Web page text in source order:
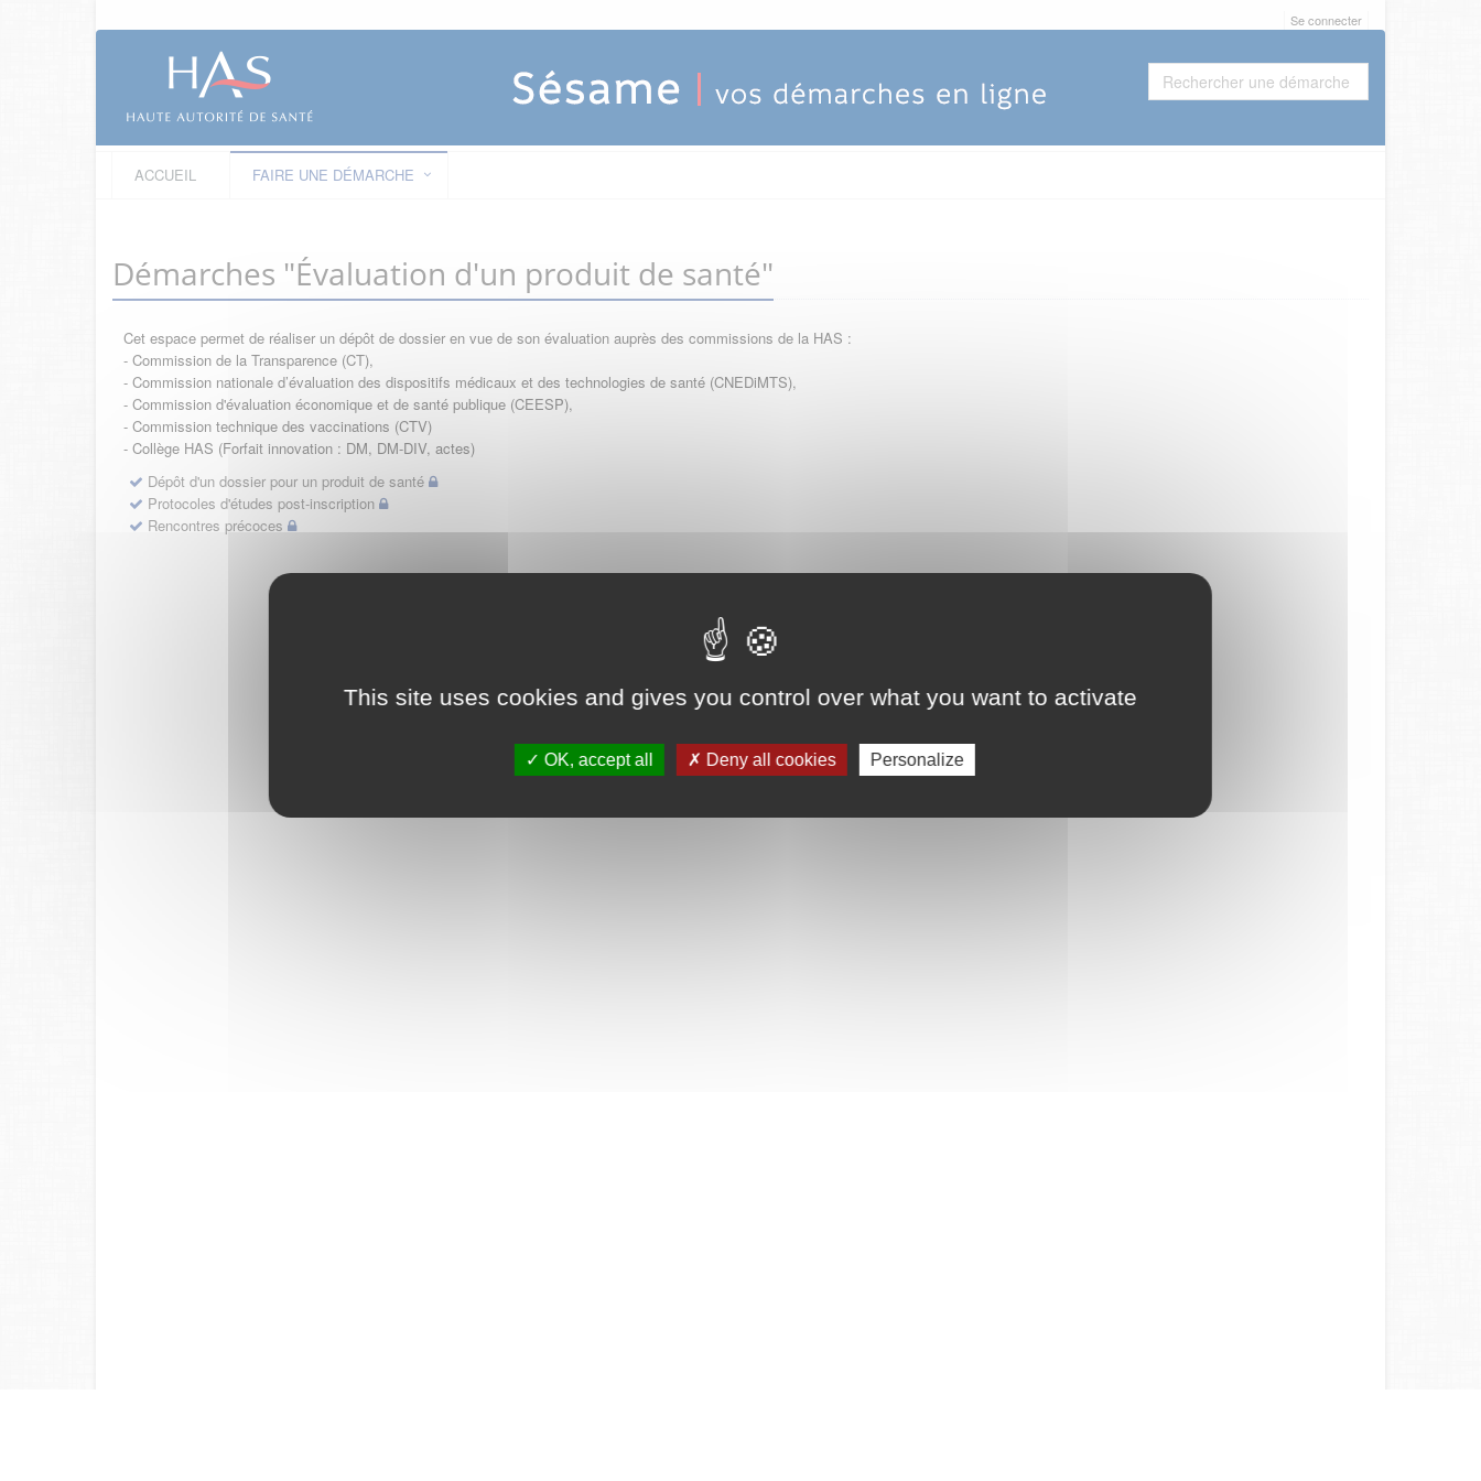
This site uses cookies and gives you control over what you want to activate
OK, accept all Deny all cookies Personalize
Se connecter
ACCUEIL FAIRE UNE DÉMARCHE
Démarches "Évaluation d'un produit de santé"
Cet espace permet de réaliser un dépôt de dossier en vue de son évaluation auprès des commissions de la HAS :
- Commission de la Transparence (CT),
- Commission nationale d’évaluation des dispositifs médicaux et des technologies de santé (CNEDiMTS),
- Commission d'évaluation économique et de santé publique (CEESP),
- Commission technique des vaccinations (CTV)
- Collège HAS (Forfait innovation : DM, DM-DIV, actes)
Dépôt d'un dossier pour un produit de santé
Protocoles d'études post-inscription
Rencontres précoces